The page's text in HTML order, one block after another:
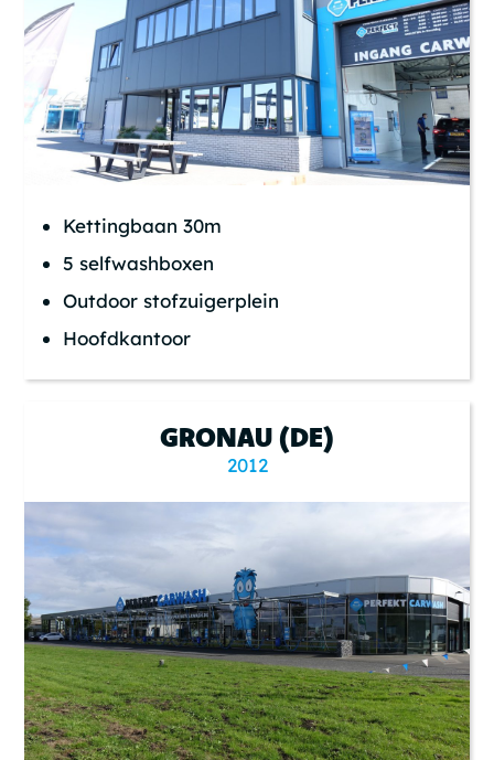
Kettingbaan 30m
5 selfwashboxen
Outdoor stofzuigerplein
Hoofdkantoor
GRONAU (DE)
2012